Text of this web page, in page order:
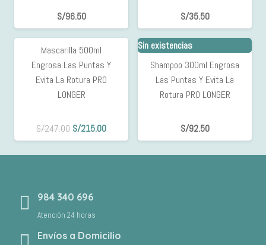
S/96.50 S/35.50
OFF
13%
Mascarilla 500ml
Engrosa Las Puntas Y
Evita La Rotura PRO
LONGER
S/247.00 El
precio
original
S/215.00El
precio
actual
Sin existencias
Shampoo 300ml Engrosa
Las Puntas Y Evita La
Rotura PRO LONGER
S/92.50
984 340 696
Atención 24 horas
Envíos a Domicilio